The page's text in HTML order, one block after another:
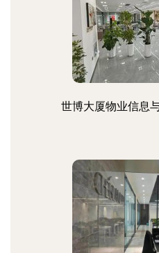
世博大厦物业信息